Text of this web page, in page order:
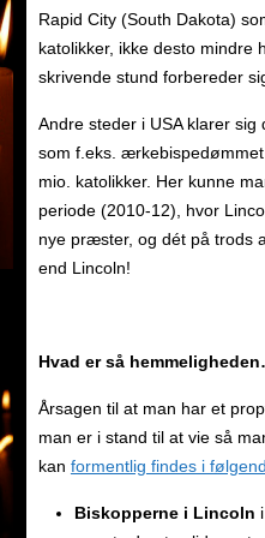
Rapid City (South Dakota)
katolikker, ikke desto mindre
skrivende stund forbereder
Andre steder i USA klarer sig
som f.eks.
mio. katolikker. Her kunne
periode (2010-12), hvor
nye præster, og dét på trods
end Lincoln!
Hvad er så
Årsagen til at man har et
man er i stand til at vie så
kan formentlig findes i
Biskopperne i Lincoln